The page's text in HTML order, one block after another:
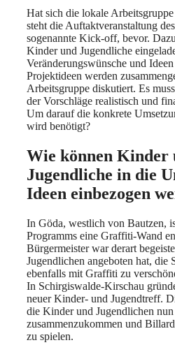
Hat sich die lokale
steht die Auftaktveranstaltung
sogenannte Kick-off, bevor.
Kinder und Jugendliche
Veränderungswünsche und
Projektideen werden
Arbeitsgruppe diskutiert. Es
der Vorschläge realistisch und
Um darauf die konkrete
wird benötigt?
Wie können Kinder
Jugendliche in die
Ideen einbezogen
In Göda, westlich von Bautzen,
Programms eine Graffiti-Wand
Bürgermeister war derart
Jugendlichen angeboten hat, die
ebenfalls mit Graffiti zu
In Schirgiswalde-Kirschau
neuer Kinder- und Jugendtreff.
die Kinder und Jugendlichen
zusammenzukommen und
zu spielen.